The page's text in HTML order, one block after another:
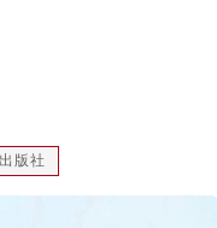
版社